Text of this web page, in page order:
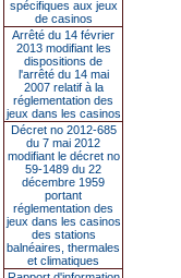
spécifiques aux jeux
de casinos
Arrêté du 14 février
2013 modifiant les
dispositions de
l'arrêté du 14 mai
2007 relatif à la
réglementation des
jeux dans les casinos
Décret no 2012-685
du 7 mai 2012
modifiant le décret no
59-1489 du 22
décembre 1959
portant
réglementation des
jeux dans les casinos
des stations
balnéaires, thermales
et climatiques